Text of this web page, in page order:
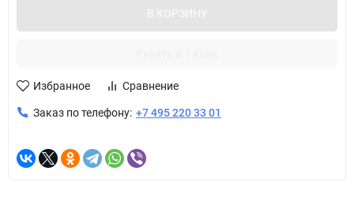
В КОРЗИНУ
Избранное Сравнение
Заказ по телефону: +7 495 220 33 01